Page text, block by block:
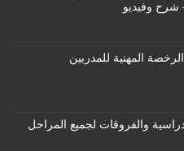
شرح وفيديو
المهنية للمدربين
والفروقات لجميع المراحل